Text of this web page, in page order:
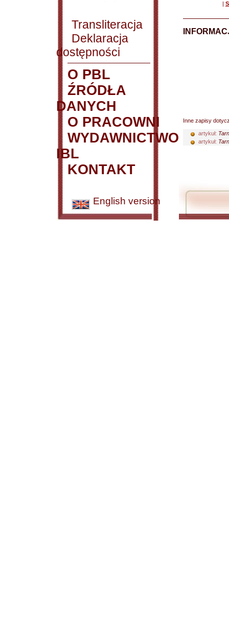
Transliteracja
Deklaracja
dostępności
O PBL
ŹRÓDŁA
DANYCH
O PRACOWNI
WYDAWNICTWO
IBL
KONTAKT
English version
|
Inne zapisy
artykuł:
artykuł: